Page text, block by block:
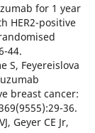
for 1 year
HER2-positive
44.
S, Feyereislova
breast cancer:
36.
Geyer CE Jr,